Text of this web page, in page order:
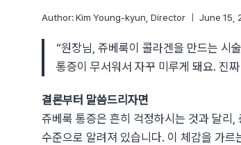
Author:Kim Young-kyun, Director June 15,
“원장님, 쥬베룩이 콜라겐을 만드는 시
통증이 무서워서 자꾸 미루게 돼요. 진
결론부터 말씀드리자면
쥬베룩 통증은 흔히 걱정하시는 것과 달리
수준으로 알려져 있습니다. 이 체감을 가